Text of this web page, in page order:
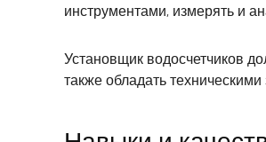
инструментами, измерять и
Установщик водосчетчиков
также обладать